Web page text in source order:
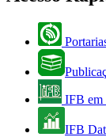
IFB em
IFB